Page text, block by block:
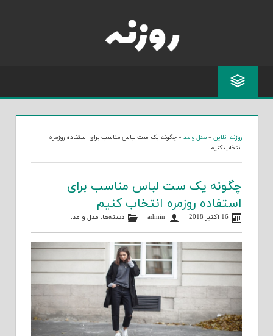
روزنه آنلاین » مدل و مد » چگونه یک ست لباس مناسب برای استفاده روزمره
انتخاب کنیم
چگونه یک ست لباس مناسب برای
استفاده روزمره انتخاب کنیم
16 اکتبر 2018 دسته‌ها: مدل و مد.